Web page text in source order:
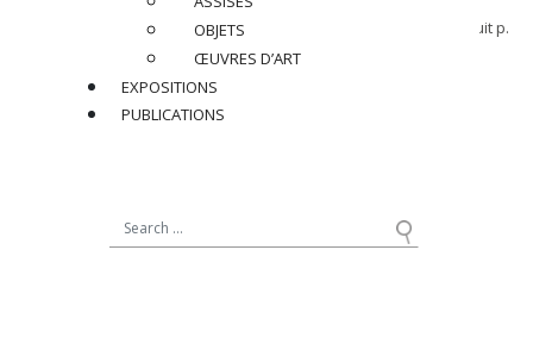
Mobilier et Décoration, N°4, mai 1955, modèle variant reproduit p.
Réf : GGAU007
OBJETS
ŒUVRES D’ART
EXPOSITIONS
PUBLICATIONS